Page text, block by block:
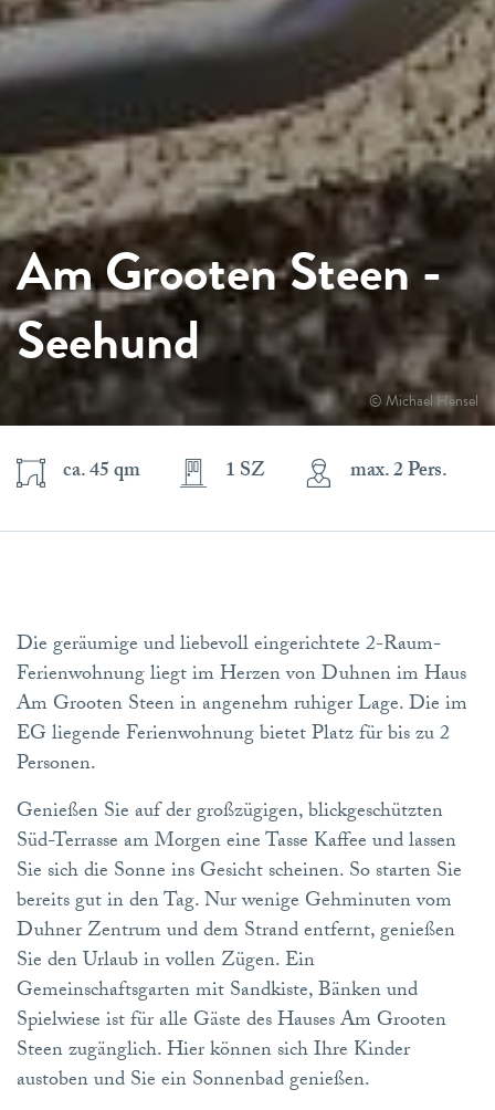
© Michael Hensel
Am Grooten Steen -
Seehund
ca. 45 qm 1 SZ max. 2 Pers.
Die geräumige und liebevoll eingerichtete 2-Raum-
Ferienwohnung liegt im Herzen von Duhnen im Haus
Am Grooten Steen in angenehm ruhiger Lage. Die im
EG liegende Ferienwohnung bietet Platz für bis zu 2
Personen.
Genießen Sie auf der großzügigen, blickgeschützten
Süd-Terrasse am Morgen eine Tasse Kaffee und lassen
Sie sich die Sonne ins Gesicht scheinen. So starten Sie
bereits gut in den Tag. Nur wenige Gehminuten vom
Duhner Zentrum und dem Strand entfernt, genießen
Sie den Urlaub in vollen Zügen. Ein
Gemeinschaftsgarten mit Sandkiste, Bänken und
Spielwiese ist für alle Gäste des Hauses Am Grooten
Steen zugänglich. Hier können sich Ihre Kinder
austoben und Sie ein Sonnenbad genießen.